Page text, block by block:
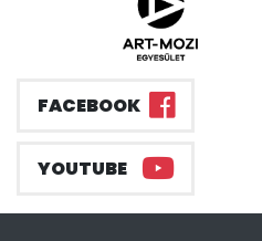
FACEBOOK
YOUTUBE